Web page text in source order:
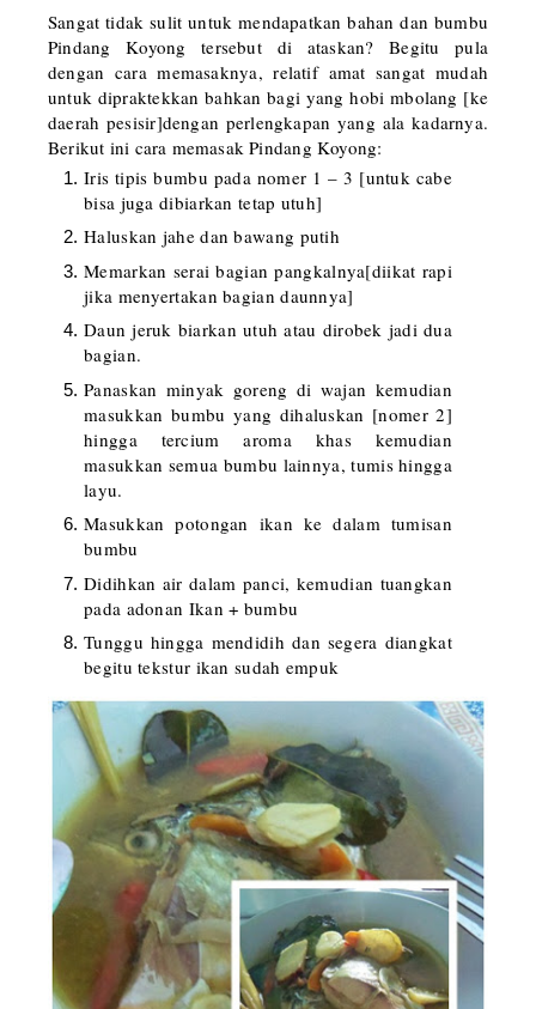
Sangat tidak sulit untuk mendapatkan bahan dan bumbu
Pindang Koyong tersebut di ataskan? Begitu pula
dengan cara memasaknya, relatif amat sangat mudah
untuk dipraktekkan bahkan bagi yang hobi mbolang [ke
daerah pesisir]dengan perlengkapan yang ala kadarnya.
Berikut ini cara memasak Pindang Koyong:
Iris tipis bumbu pada nomer 1 – 3 [untuk cabe
bisa juga dibiarkan tetap utuh]
Haluskan jahe dan bawang putih
Memarkan serai bagian pangkalnya[diikat rapi
jika menyertakan bagian daunnya]
Daun jeruk biarkan utuh atau dirobek jadi dua
bagian.
Panaskan minyak goreng di wajan kemudian
masukkan bumbu yang dihaluskan [nomer 2]
hingga tercium aroma khas kemudian
masukkan semua bumbu lainnya, tumis hingga
layu.
Masukkan potongan ikan ke dalam tumisan
bumbu
Didihkan air dalam panci, kemudian tuangkan
pada adonan Ikan + bumbu
Tunggu hingga mendidih dan segera diangkat
begitu tekstur ikan sudah empuk